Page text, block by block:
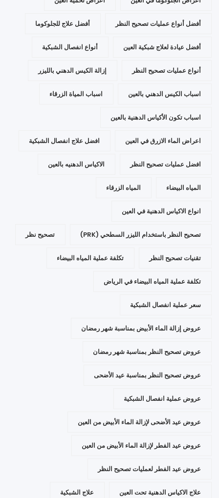
أفضل أنواع عمليات تصحيح النظر أفضل علاج للجلوكوما
أفضل عيادة لعلاج شبكية العين أنواع انفصال الشبكية
أنواع عمليات تصحيح النظر إزالة الكيس الدهني بالليزر
اسباب الكيس الدهني بالعين اسباب المياة الزرقاء
اسباب تكون الأكياس الدهنية بالعين
اعراض الماء الازرق في العين افضل علاج انفصال الشبكية
افضل عمليات تصحيح النظر الاكياس الدهنيه بالعين
المياه البيضاء المياه الزرقاء
انواع الاكياس الدهنية في العين
تصحيح النظر باستخدام الليزر السطحي (PRK) تصحيح نظر
تقنيات تصحيح النظر تكلفة عملية المياه البيضاء
تكلفة عملية المياه البيضاء في الرياض
سعر عملية انفصال الشبكية
عروض إزالة الماء الأبيض بمناسبة شهر رمضان
عروض تصحيح النظر بمناسبة شهر رمضان
عروض تصحيح النظر بمناسبة عيد الأضحى
عروض عملية انفصال الشبكية
عروض عيد الأضحى لإزالة الماء الأبيض من العين
عروض عيد الفطر لإزالة الماء الأبيض من العين
عروض عيد الفطر لعمليات تصحيح النظر
علاج الاكياس الدهنية تحت العين علاج الشبكية